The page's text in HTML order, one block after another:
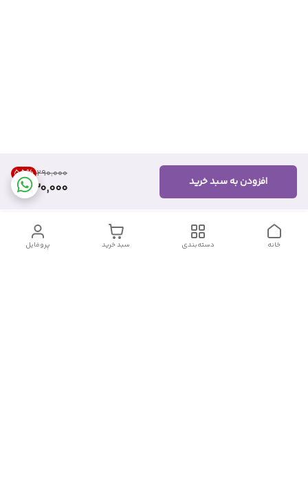
۲۹۰٬۰۰۰ 55%
130,000 افزودن به سبد خرید
پروفایل سبد خرید دسته‌بندی خانه